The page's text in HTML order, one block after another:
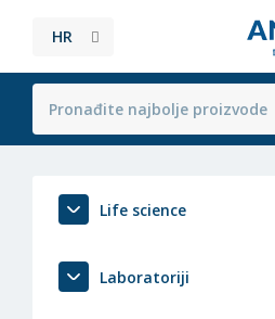
HR
Life science
Laboratoriji